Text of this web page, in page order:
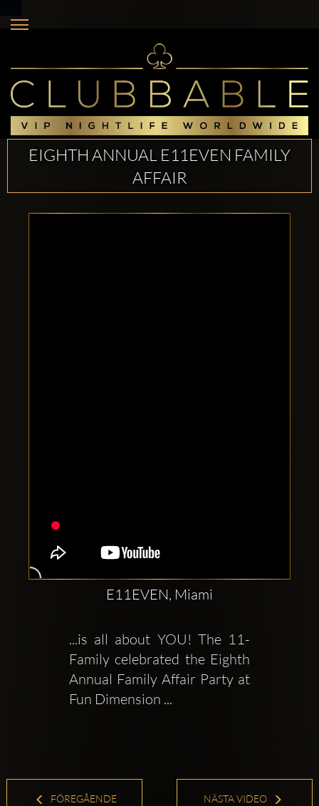
sociala
konton
EIGHTH ANNUAL E11EVEN FAMILY
AFFAIR
E11EVEN, Miami
...is all about YOU! The 11-
Family celebrated the Eighth
Annual Family Affair Party at
Fun Dimension ...
FÖREGÅENDE
NÄSTA VIDEO